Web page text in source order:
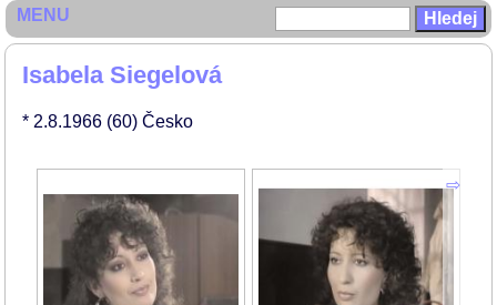
Isabela Siegelová
* 2.8.1966 (60) Česko
MENU